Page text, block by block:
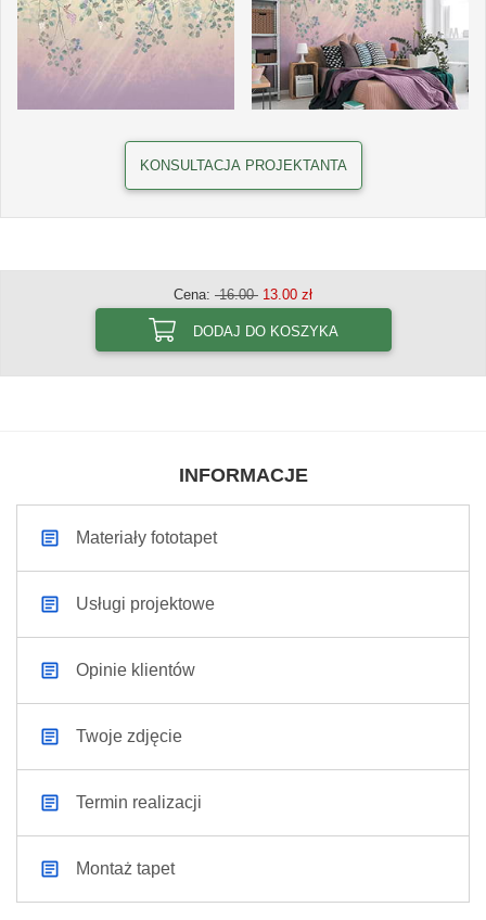
KONSULTACJA PROJEKTANTA
Cena: 16.00 13.00 zł
DODAJ DO KOSZYKA
INFORMACJE
Materiały fototapet
Usługi projektowe
Opinie klientów
Twoje zdjęcie
Termin realizacji
Montaż tapet